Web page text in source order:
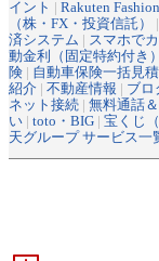
イント | Rakuten Fashion
（株・FX・投資信託）
|
済システム | スマホで
動金利（固定特約付き
険 | 自動車保険一括見
紹介 | 不動産情報 | ブロ
ネット接続 | 無料通話
い | toto・BIG | 宝くじ
天グループ サービス一